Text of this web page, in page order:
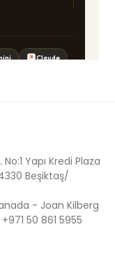
Yapı Kredi Plaza
Beşiktaş/
- Joan Kilberg
50 861 5955